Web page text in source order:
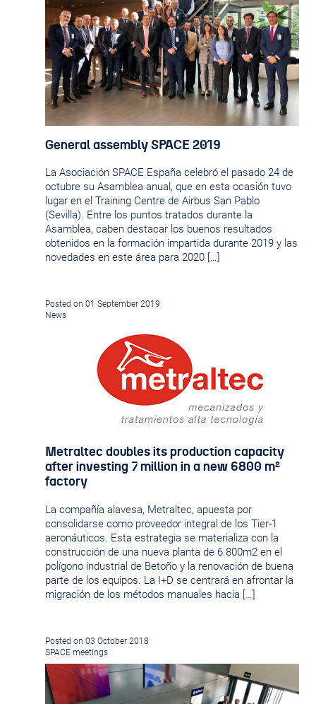
General assembly SPACE 2019
La Asociación SPACE España celebró el pasado 24 de
octubre su Asamblea anual, que en esta ocasión tuvo
lugar en el Training Centre de Airbus San Pablo
(Sevilla). Entre los puntos tratados durante la
Asamblea, caben destacar los buenos resultados
obtenidos en la formación impartida durante 2019 y las
novedades en este área para 2020 […]
Posted on 01 September 2019
News
Metraltec doubles its production capacity
after investing 7 million in a new 6800 m²
factory
La compañía alavesa, Metraltec, apuesta por
consolidarse como proveedor integral de los Tier-1
aeronáuticos. Esta estrategia se materializa con la
construcción de una nueva planta de 6.800m2 en el
polígono industrial de Betoño y la renovación de buena
parte de los equipos. La I+D se centrará en afrontar la
migración de los métodos manuales hacia […]
Posted on 03 October 2018
SPACE meetings